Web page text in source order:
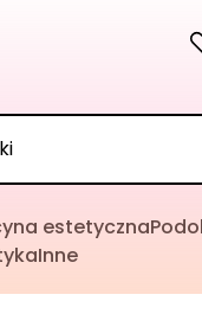
estetyczna
Inne